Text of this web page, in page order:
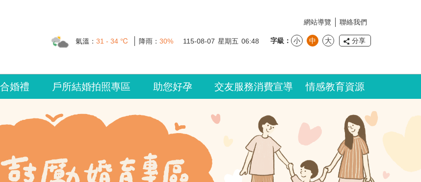
網站導覽 聯絡我們
氣溫： 31 - 34 ℃ 降雨： 30% 115-08-07 星期五 06:48 字級 小 中 大 分享
婚禮 戶所結婚拍照專區 助您好孕 交友服務消費宣導 情感教育資源